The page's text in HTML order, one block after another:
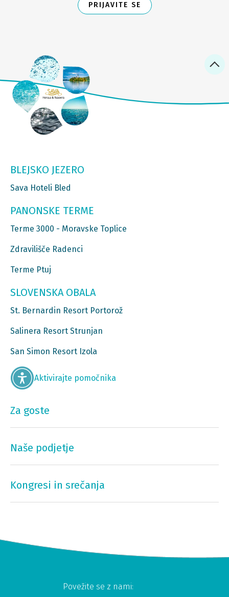
PRIJAVITE SE
BLEJSKO JEZERO
Sava Hoteli Bled
PANONSKE TERME
Terme 3000 - Moravske Toplice
Zdravilišče Radenci
Terme Ptuj
SLOVENSKA OBALA
St. Bernardin Resort Portorož
Salinera Resort Strunjan
San Simon Resort Izola
Aktivirajte pomočnika
Za goste
Naše podjetje
Kongresi in srečanja
Povežite se z nami: